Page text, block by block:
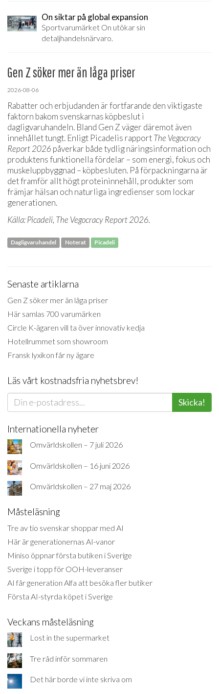
On siktar på global expansion
Sportvarumärket On utökar sin
detaljhandelsnärvaro.
Gen Z söker mer än låga priser
2026-08-06
Rabatter och erbjudanden är fortfarande den viktigaste
faktorn bakom svenskarnas köpbeslut i
dagligvaruhandeln. Bland Gen Z väger däremot även
innehållet tungt. Enligt Picadelis rapportThe Vegocracy
Report 2026 påverkar både tydlig näringsinformation och
produktens funktionella fördelar – som energi, fokus och
muskeluppbyggnad – köpbesluten. På förpackningarna är
det framför allt högt proteininnehåll, produkter som
främjar hälsan och naturliga ingredienser som lockar
generationen.
Källa: Picadeli, The Vegocracy Report 2026.
Dagligvaruhandel Noterat Picadeli
Senaste artiklarna
Gen Z söker mer än låga priser
Här samlas 700 varumärken
Circle K-ägaren vill ta över innovativ kedja
Hotellrummet som showroom
Fransk lyxikon får ny ägare
Läs vårt kostnadsfria nyhetsbrev!
Skicka!
Internationella nyheter
Omvärldskollen – 7 juli 2026
Omvärldskollen – 16 juni 2026
Omvärldskollen – 27 maj 2026
Måsteläsning
Tre av tio svenskar shoppar med AI
Här är generationernas AI-vanor
Miniso öppnar första butiken i Sverige
Sverige i topp för OOH-leveranser
AI får generation Alfa att besöka fler butiker
Första AI-styrda köpet i Sverige
Veckans måsteläsning
Lost in the supermarket
Tre råd inför sommaren
Det här borde vi inte skriva om